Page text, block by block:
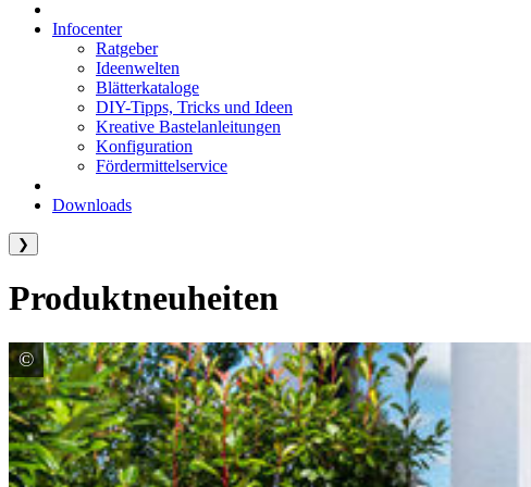
Infocenter
Ratgeber
Ideenwelten
Blätterkataloge
DIY-Tipps, Tricks und Ideen
Kreative Bastelanleitungen
Konfiguration
Fördermittelservice
Downloads
❯
Produktneuheiten
© KANN GmbH Baustoffwerke